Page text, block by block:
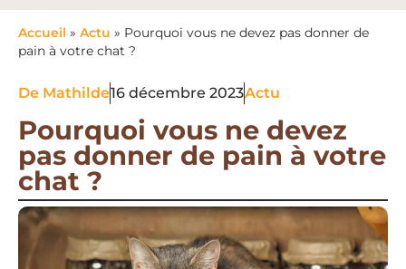
Accueil » Actu » Pourquoi vous ne devez pas donner de
pain à votre chat ?
De Mathilde16 décembre 2023Actu
Pourquoi vous ne devez
pas donner de pain à votre
chat ?